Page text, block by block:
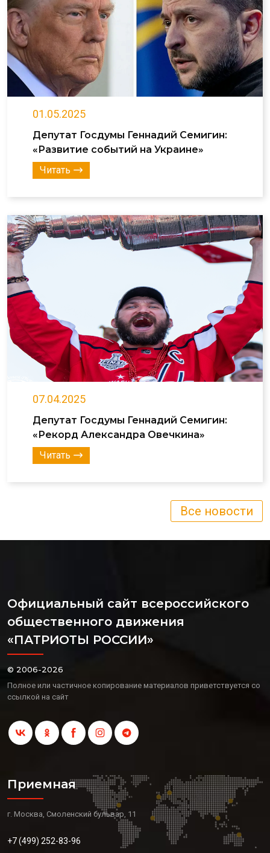
01.05.2025
Депутат Госдумы Геннадий Семигин:
«Развитие событий на Украине»
Читать
07.04.2025
Депутат Госдумы Геннадий Семигин:
«Рекорд Александра Овечкина»
Читать
Все новости
Официальный сайт всероссийского
общественного движения
«ПАТРИОТЫ РОССИИ»
© 2006-2026
Полное или частичное копирование материалов приветствуется со
ссылкой на сайт
Приемная
г. Москва, Смоленский бульвар, 11
+7 (499) 252-83-96